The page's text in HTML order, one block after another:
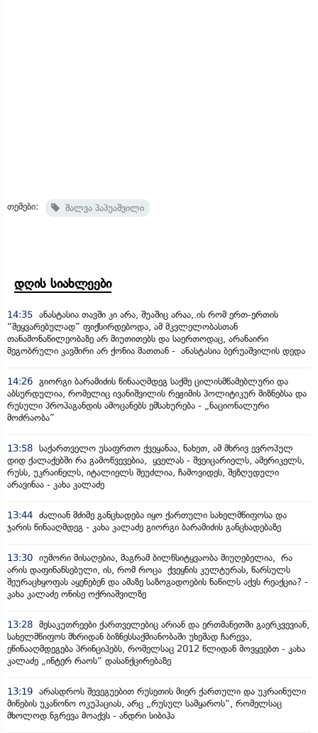
თემები: შალვა პაპუაშვილი
დღის სიახლეები
14:35 ანასტასია თავში კი არა, შუაშიც არაა,.ის რომ ერთ-ერთის
“შეყვარებულად” ფიქსირდებოდა, ამ მკვლელობასთან
თანამონაწილეობაზე არ მიუთითებს და საერთოდაც, არანაირი
მეგობრული კავშირი არ ქონია მათთან - ანასტასია ბერუაშვილის დედა
14:26 გიორგი ბარამიძის წინააღმდეგ საქმე ცილისმწამებლური და
აბსურდულია, რომელიც ივანიშვილის რეჟიმის პოლიტიკურ მიზნებსა და
რუსული პროპაგანდის ამოცანებს ემსახურება - „ნაციონალური
მოძრაობა”
13:58 საქართველო უსაფრთო ქვეყანაა, ნახეთ, ამ მხრივ ევროპულ
დიდ ქალაქებში რა გამოწვევებია, ყველას - შვეიცარიელს, ამერიკელს,
რუსს, უკრაინელს, იტალიელს შეუძლია, ჩამოვიდეს, შეზღუდული
არავინაა - კახა კალაძე
13:44 ძალიან მძიმე განცხადება იყო ქართული სახელმწიფოსა და
ჯარის წინააღმდეგ - კახა კალაძე გიორგი ბარამიძის განცხადებაზე
13:30 იუმორი მისაღებია, მაგრამ ბილწსიტყვაობა მიუღებელია, რა
არის დაფინანსებული, ის, რომ როცა ქვეყნის კულტურას, წარსულს
შეურაცხყოფას აყენებენ და ამაზე საზოგადოების ნაწილს აქვს რეაქცია? -
კახა კალაძე ონისე ოქრიაშვილზე
13:28 მესაკუთრეები ქართველებიც არიან და ერთმანეთში გაერკვევიან,
სახელმწიფოს მხრიდან ბიზნესსაქმიანობაში უხეშად ჩარევა,
ეწინააღმდეგება პრინციპებს, რომელსაც 2012 წლიდან მოვყვებთ - კახა
კალაძე „ინტერ რაოს“ დასანქცირებაზე
13:19 არასდროს შევეგუებით რუსეთის მიერ ქართული და უკრაინული
მიწების უკანონო ოკუპაციას, არც „რუსულ სამყაროს“, რომელსაც
მხოლოდ ნგრევა მოაქვს - ანდრი სიბიჰა